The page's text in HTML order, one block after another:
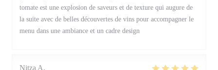
tomate est une explosion de saveurs et de texture qui augure de
la suite avec de belles découvertes de vins pour accompagner le
menu dans une ambiance et un cadre design
Nitza A